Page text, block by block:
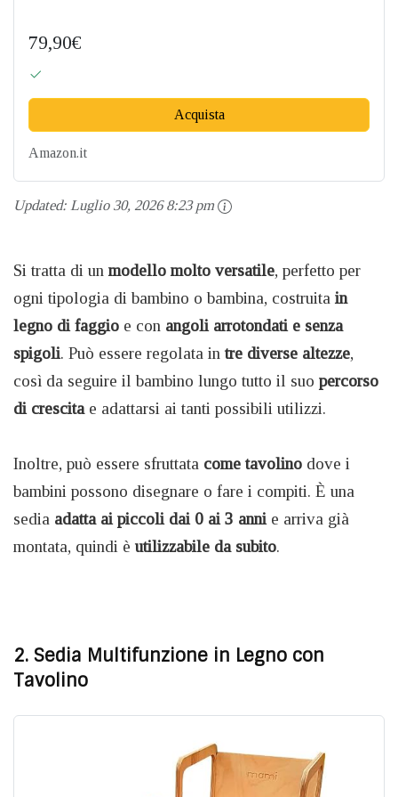
79,90€
Acquista
Amazon.it
Updated: Luglio 30, 2026 8:23 pm
Si tratta di un modello molto versatile, perfetto per
ogni tipologia di bambino o bambina, costruita in
legno di faggio e con angoli arrotondati e senza
spigoli. Può essere regolata in tre diverse altezze,
così da seguire il bambino lungo tutto il suo percorso
di crescitae adattarsi ai tanti possibili utilizzi.
Inoltre, può essere sfruttata come tavolino dove i
bambini possono disegnare o fare i compiti. È una
sedia adatta ai piccoli dai 0 ai 3 annie arriva già
montata, quindi è utilizzabile da subito.
2. Sedia Multifunzione in Legno con
Tavolino